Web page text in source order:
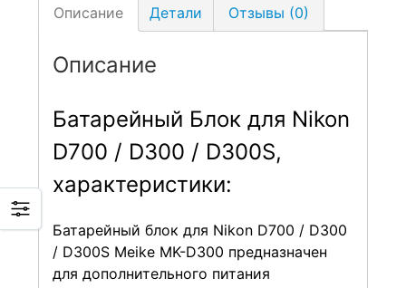
Описание Детали Отзывы (0)
Описание
Батарейный Блок для Nikon
D700 / D300 / D300S,
характеристики:
Батарейный блок для Nikon D700 / D300
/ D300S Meike MK-D300 предназначен
для дополнительного питания